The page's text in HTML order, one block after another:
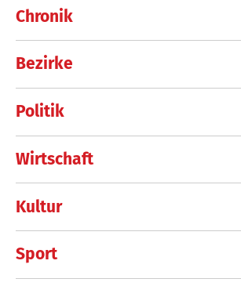
Chronik
Bezirke
Politik
Wirtschaft
Kultur
Sport